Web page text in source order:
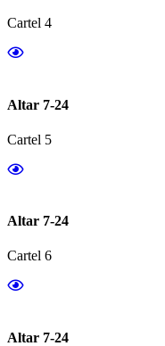
Cartel 4
Altar 7-24
Cartel 5
Altar 7-24
Cartel 6
Altar 7-24